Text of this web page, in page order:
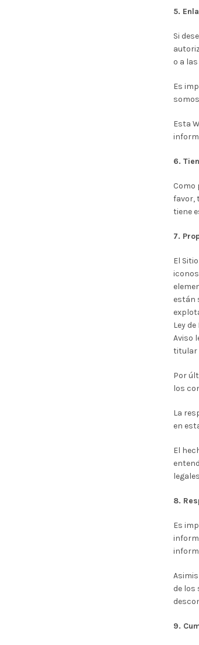
5.
Si
o a
Es
Esta
6.
Como
favor,
tiene
7.
El
están
Ley
Aviso
titular
Por
los
La
en
El
8.
Es
de los
9.